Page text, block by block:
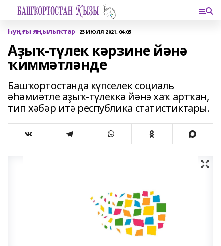
Һуңғы яңылыҡтар 23 ИЮЛЯ 2021, 04:05
Аҙыҡ-түлек кәрзине йәнә
ҡиммәтләнде
Башҡортостанда күпселек социаль
әһәмиәтле аҙыҡ-түлеккә йәнә хаҡ артҡан,
тип хәбәр итә республика статистиктары.